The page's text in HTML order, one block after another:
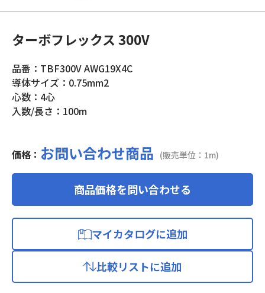
ターボフレックス 300V
品番：TBF300V AWG19X4C
導体サイズ：0.75mm2
心数：4心
入数/長さ：100m
価格： お問い合わせ商品 (販売単位：1m)
商品価格を問い合わせる
マイカタログに追加
比較リストに追加